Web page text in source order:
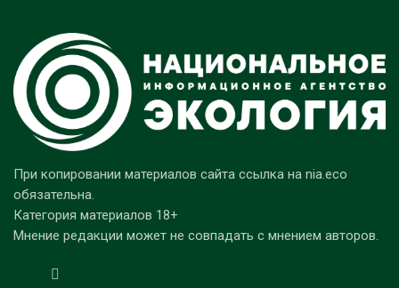
При копировании материалов сайта ссылка на nia.eco
обязательна.
Категория материалов 18+
Мнение редакции может не совпадать с мнением авторов.